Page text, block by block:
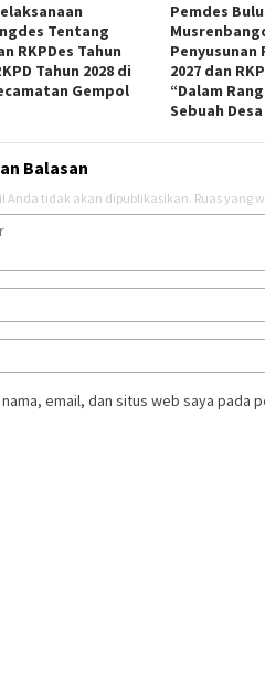
Tentang
RKPDes Tahun
Tahun 2028 di
Gempol
Pemdes
Penyusunan
2027 dan
“Dalam
Sebuah
Balasan
Anda tidak akan dipublikasikan. Ruas yang
email, dan situs web saya pada